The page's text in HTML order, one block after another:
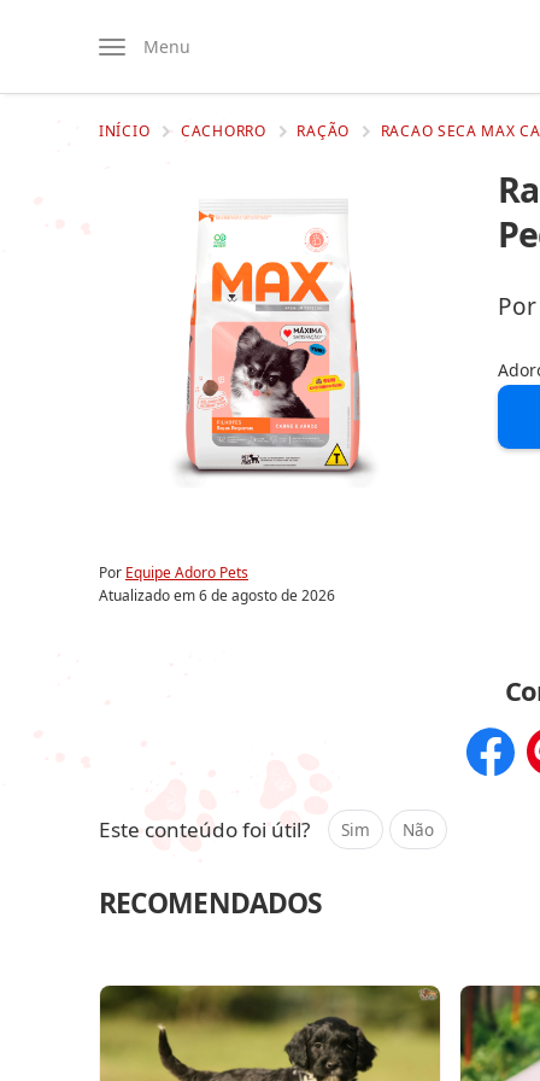
Menu
INÍCIO CACHORRO RAÇÃO RACAO SECA MAX
Por
Por Equipe Adoro Pets
Atualizado em6 de agosto de 2026
Este conteúdo foi útil? Sim Não
RECOMENDADOS